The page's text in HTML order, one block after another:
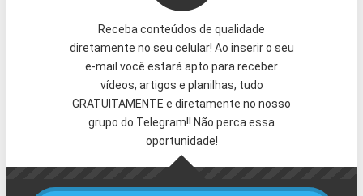
Receba conteúdos de qualidade
diretamente no seu celular! Ao inserir o seu
e-mail você estará apto para receber
vídeos, artigos e planilhas, tudo
GRATUITAMENTE e diretamente no nosso
grupo do Telegram!! Não perca essa
oportunidade!